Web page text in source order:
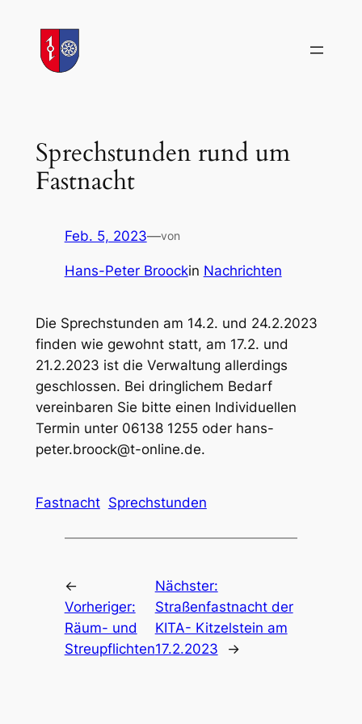
springen
Sprechstunden rund um
Fastnacht
Feb. 5, 2023—von
Hans-Peter Broockin Nachrichten
Die Sprechstunden am 14.2. und 24.2.2023
finden wie gewohnt statt, am 17.2. und
21.2.2023 ist die Verwaltung allerdings
geschlossen. Bei dringlichem Bedarf
vereinbaren Sie bitte einen Individuellen
Termin unter 06138 1255 oder hans-
peter.broock@t-online.de.
Fastnacht Sprechstunden
←
Vorheriger:
Räum- und
Streupflichten
Nächster:
Straßenfastnacht der
KITA- Kitzelstein am
17.2.2023
→